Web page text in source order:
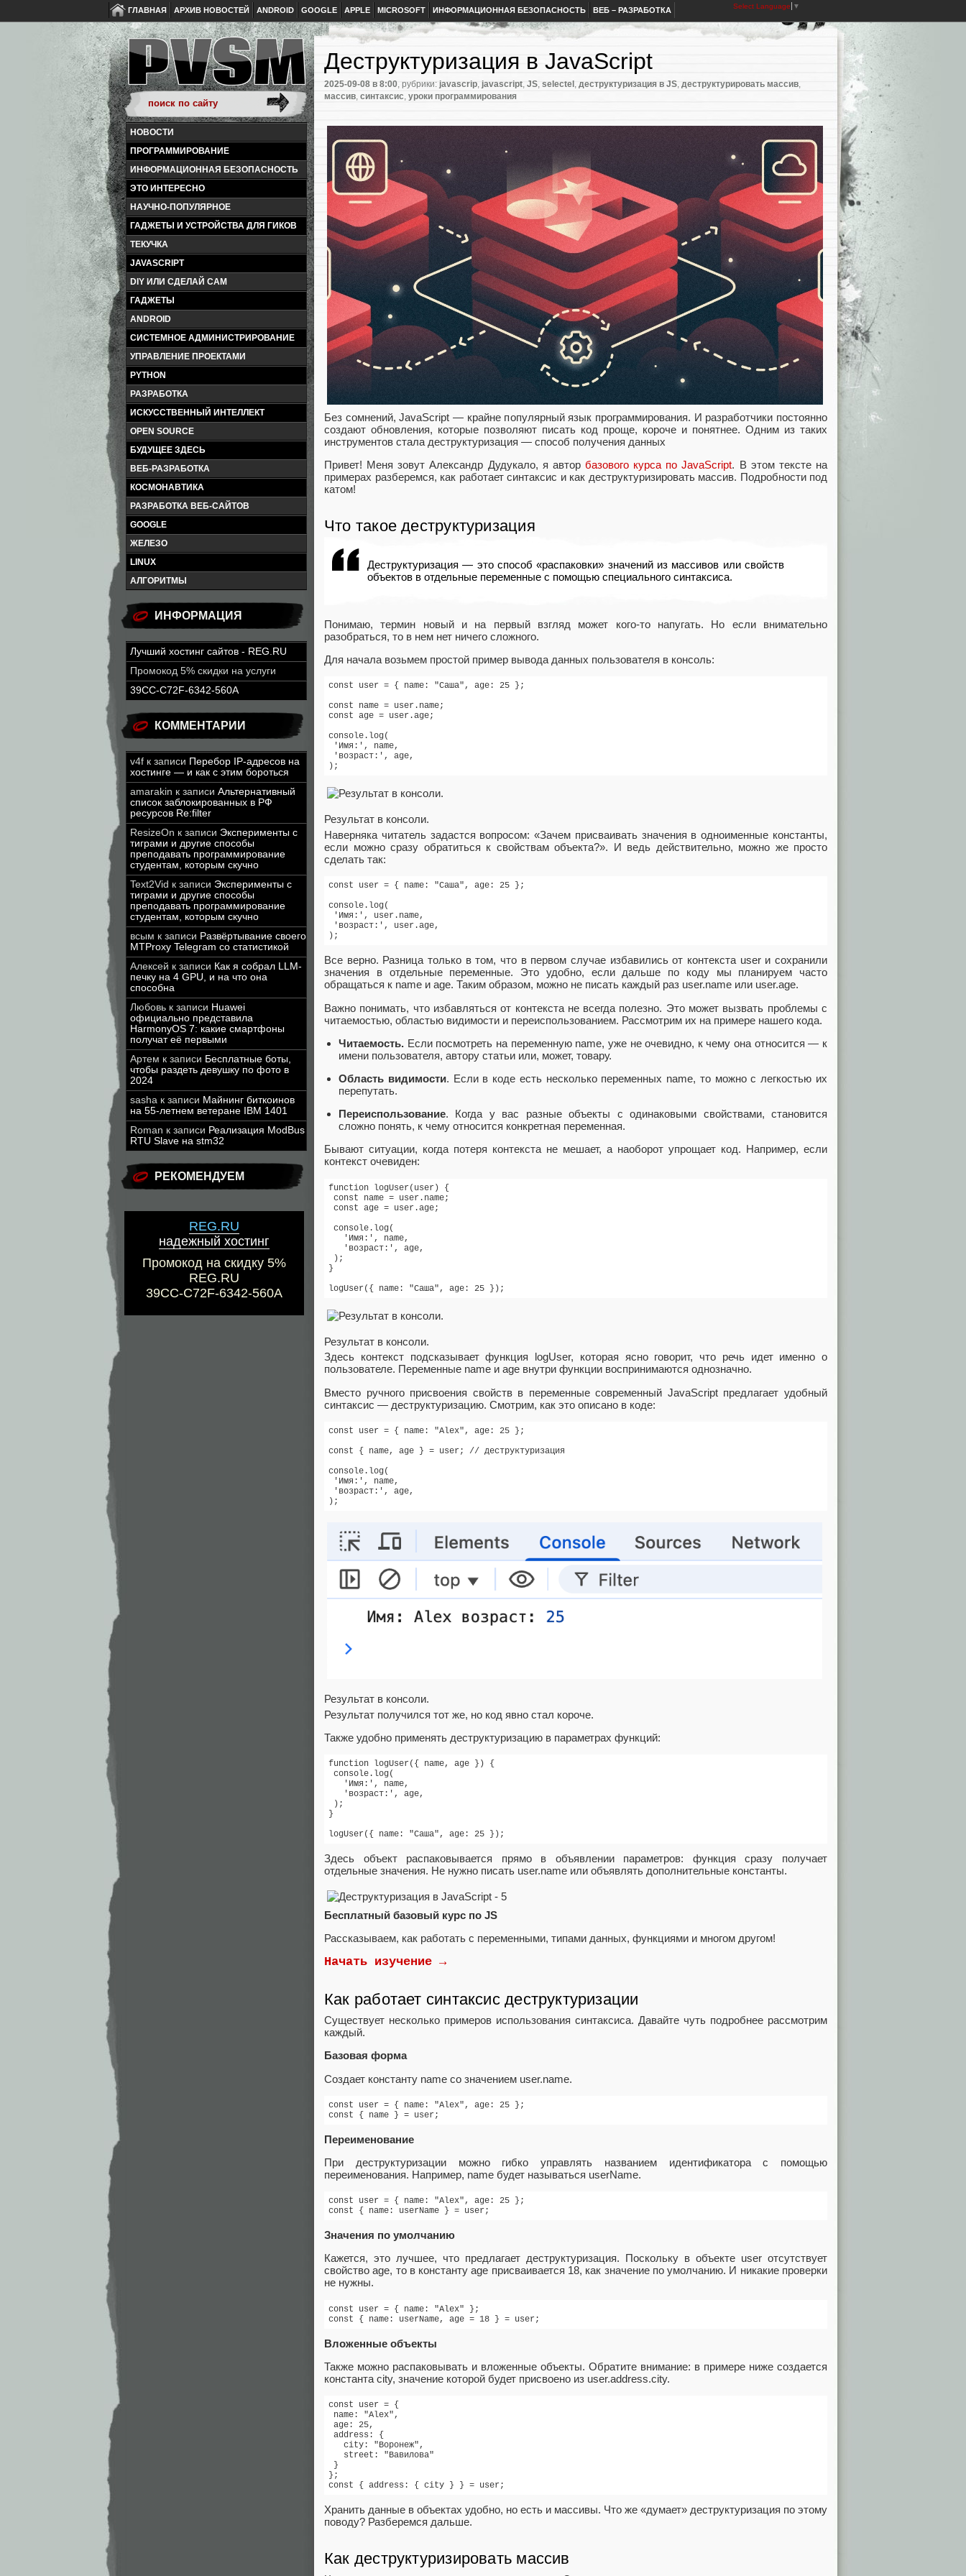
ГЛАВНАЯ АРХИВ НОВОСТЕЙ ANDROID GOOGLE APPLE MICROSOFT ИНФОРМАЦИОННАЯ БЕЗОПАСНОСТЬ ВЕБ – РАЗРАБОТКА Select Language ▼
НОВОСТИ
ПРОГРАММИРОВАНИЕ
ИНФОРМАЦИОННАЯ БЕЗОПАСНОСТЬ
ЭТО ИНТЕРЕСНО
НАУЧНО-ПОПУЛЯРНОЕ
ГАДЖЕТЫ И УСТРОЙСТВА ДЛЯ ГИКОВ
ТЕКУЧКА
JAVASCRIPT
DIY ИЛИ СДЕЛАЙ САМ
ГАДЖЕТЫ
ANDROID
СИСТЕМНОЕ АДМИНИСТРИРОВАНИЕ
УПРАВЛЕНИЕ ПРОЕКТАМИ
PYTHON
РАЗРАБОТКА
ИСКУССТВЕННЫЙ ИНТЕЛЛЕКТ
OPEN SOURCE
БУДУЩЕЕ ЗДЕСЬ
ВЕБ-РАЗРАБОТКА
КОСМОНАВТИКА
РАЗРАБОТКА ВЕБ-САЙТОВ
GOOGLE
ЖЕЛЕЗО
LINUX
АЛГОРИТМЫ
ИНФОРМАЦИЯ
Лучший хостинг сайтов - REG.RU
Промокод 5% скидки на услуги
39CC-C72F-6342-560A
КОММЕНТАРИИ
v4f к записи Перебор IP-адресов на
хостинге — и как с этим бороться
amarakin к записи Альтернативный
список заблокированных в РФ
ресурсов Re:filter
ResizeOn к записи Эксперименты с
тиграми и другие способы
преподавать программирование
студентам, которым скучно
Text2Vid к записи Эксперименты с
тиграми и другие способы
преподавать программирование
студентам, которым скучно
всым к записи Развёртывание своего
MTProxy Telegram со статистикой
Алексей к записи Как я собрал LLM-
печку на 4 GPU, и на что она
способна
Любовь к записи Huawei
официально представила
HarmonyOS 7: какие смартфоны
получат её первыми
Артем к записи Бесплатные боты,
чтобы раздеть девушку по фото в
2024
sasha к записи Майнинг биткоинов
на 55-летнем ветеране IBM 1401
Roman к записи Реализация ModBus
RTU Slave на stm32
РЕКОМЕНДУЕМ
REG.RU
надежный хостинг
Промокод на скидку 5%
REG.RU
39CC-C72F-6342-560A
Деструктуризация в JavaScript
2025-09-08 в 8:00, рубрики: javascrip, javascript, JS, selectel , деструктуризация в JS, деструктурировать массив,
массив, синтаксис, уроки программирования
Без сомнений, JavaScript — крайне популярный язык программирования. И разработчики постоянно
создают обновления, которые позволяют писать код проще, короче и понятнее. Одним из таких
инструментов стала деструктуризация — способ получения данных
Привет! Меня зовут Александр Дудукало, я автор базового курса по JavaScript. В этом тексте на
примерах разберемся, как работает синтаксис и как деструктуризировать массив. Подробности под
катом!
Что такое деструктуризация
Деструктуризация — это способ «распаковки» значений из массивов или свойств
объектов в отдельные переменные с помощью специального синтаксиса.
Понимаю, термин новый и на первый взгляд может кого-то напугать. Но если внимательно
разобраться, то в нем нет ничего сложного.
Для начала возьмем простой пример вывода данных пользователя в консоль:
const user = { name: "Саша", age: 25 };
const name = user.name;
const age = user.age;
console.log(
'Имя:', name,
'возраст:', age,
);
Результат в консоли.
Наверняка читатель задастся вопросом: «Зачем присваивать значения в одноименные константы,
если можно сразу обратиться к свойствам объекта?». И ведь действительно, можно же просто
сделать так:
const user = { name: "Саша", age: 25 };
console.log(
'Имя:', user.name,
'возраст:', user.age,
);
Все верно. Разница только в том, что в первом случае избавились от контекста user и сохранили
значения в отдельные переменные. Это удобно, если дальше по коду мы планируем часто
обращаться к name и age. Таким образом, можно не писать каждый раз user.name или user.age.
Важно понимать, что избавляться от контекста не всегда полезно. Это может вызвать проблемы с
читаемостью, областью видимости и переиспользованием. Рассмотрим их на примере нашего кода.
Читаемость. Если посмотреть на переменную name, уже не очевидно, к чему она относится — к
имени пользователя, автору статьи или, может, товару.
Область видимости. Если в коде есть несколько переменных name, то можно с легкостью их
перепутать.
Переиспользование. Когда у вас разные объекты с одинаковыми свойствами, становится
сложно понять, к чему относится конкретная переменная.
Бывают ситуации, когда потеря контекста не мешает, а наоборот упрощает код. Например, если
контекст очевиден:
function logUser(user) {
const name = user.name;
const age = user.age;
console.log(
'Имя:', name,
'возраст:', age,
);
}
logUser({ name: "Саша", age: 25 });
Результат в консоли.
Здесь контекст подсказывает функция logUser, которая ясно говорит, что речь идет именно о
пользователе. Переменные name и age внутри функции воспринимаются однозначно.
Вместо ручного присвоения свойств в переменные современный JavaScript предлагает удобный
синтаксис — деструктуризацию. Смотрим, как это описано в коде:
const user = { name: "Alex", age: 25 };
const { name, age } = user; // деструктуризация
console.log(
'Имя:', name,
'возраст:', age,
);
Результат в консоли.
Результат получился тот же, но код явно стал короче.
Также удобно применять деструктуризацию в параметрах функций:
function logUser({ name, age }) {
console.log(
'Имя:', name,
'возраст:', age,
);
}
logUser({ name: "Саша", age: 25 });
Здесь объект распаковывается прямо в объявлении параметров: функция сразу получает
отдельные значения. Не нужно писать user.name или объявлять дополнительные константы.
Бесплатный базовый курс по JS
Рассказываем, как работать с переменными, типами данных, функциями и многом другом!
Начать изучение →
Как работает синтаксис деструктуризации
Существует несколько примеров использования синтаксиса. Давайте чуть подробнее рассмотрим
каждый.
Базовая форма
Создает константу name со значением user.name.
const user = { name: "Alex", age: 25 };
const { name } = user;
Переименование
При деструктуризации можно гибко управлять названием идентификатора с помощью
переименования. Например, name будет называться userName.
const user = { name: "Alex", age: 25 };
const { name: userName } = user;
Значения по умолчанию
Кажется, это лучшее, что предлагает деструктуризация. Поскольку в объекте user отсутствует
свойство age, то в константу age присваивается 18, как значение по умолчанию. И никакие проверки
не нужны.
const user = { name: "Alex" };
const { name: userName, age = 18 } = user;
Вложенные объекты
Также можно распаковывать и вложенные объекты. Обратите внимание: в примере ниже создается
константа city, значение которой будет присвоено из user.address.city.
const user = {
name: "Alex",
age: 25,
address: {
city: "Воронеж",
street: "Вавилова"
}
};
const { address: { city } } = user;
Хранить данные в объектах удобно, но есть и массивы. Что же «думает» деструктуризация по этому
поводу? Разберемся дальше.
Как деструктуризировать массив